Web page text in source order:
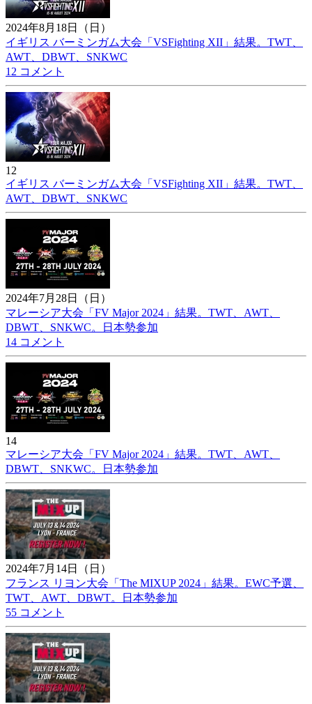
2024年8月18日（日）
イギリス バーミンガム大会「VSFighting XII」結果。TWT、
AWT、DBWT、SNKWC
12 コメント
12
イギリス バーミンガム大会「VSFighting XII」結果。TWT、
AWT、DBWT、SNKWC
2024年7月28日（日）
マレーシア大会「FV Major 2024」結果。TWT、AWT、
DBWT、SNKWC。日本勢参加
14 コメント
14
マレーシア大会「FV Major 2024」結果。TWT、AWT、
DBWT、SNKWC。日本勢参加
2024年7月14日（日）
フランス リヨン大会「The MIXUP 2024」結果。EWC予選、
TWT、AWT、DBWT。日本勢参加
55 コメント